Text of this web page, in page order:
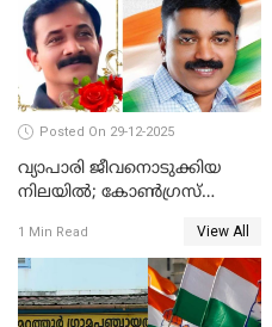
Posted On 29-12-2025
വ്യാപാരി ജീവനൊടുക്കിയ
നിലയില്‍; കോണ്‍ഗ്രസ്
മാനസികപീഡനമെന്ന് കുറിപ്പ്
1 Min Read View All